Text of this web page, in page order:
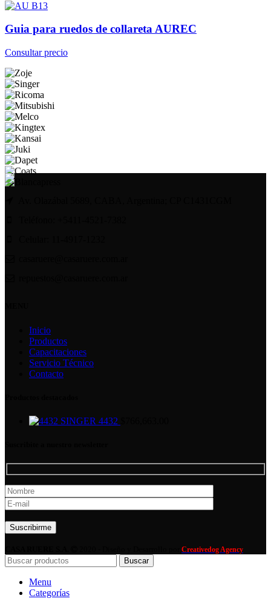
Guia para ruedos de collareta AUREC
Consultar precio
Inicio
Productos
Capacitaciones
Servicio Técnico
Contacto
SINGER 4432
Creativedog Agency
Buscar
Menu
Categorías